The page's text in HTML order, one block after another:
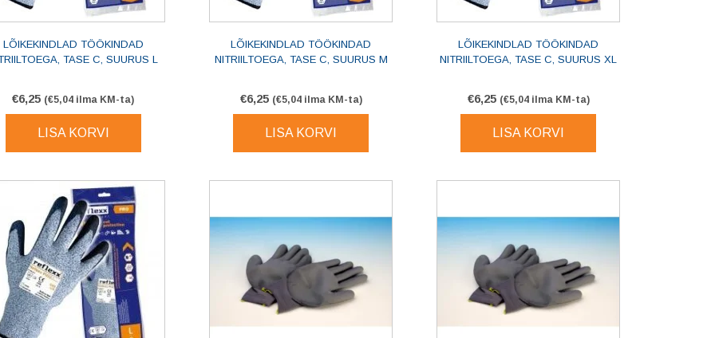
LÕIKEKINDLAD TÖÖKINDAD
TASE C, SUURUS L
€6,25 (€5,04 ilma KM-ta)
LISA KORVI
LÕIKEKINDLAD TÖÖKINDAD
NITRIILTOEGA, TASE C, SUURUS M
€6,25 (€5,04ilma KM-ta)
LISA KORVI
LÕIKEKINDLAD TÖÖKINDAD
NITRIILTOEGA, TASE C, SUURUS XL
€6,25 (€5,04ilma KM-ta)
LISA KORVI